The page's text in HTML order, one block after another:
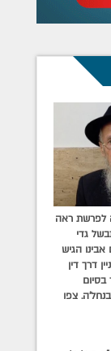
לפרשת ראה
גדי
הגיש
דרך דין
בסיום
צפו